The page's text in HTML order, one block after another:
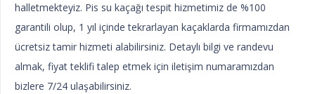
halletmekteyiz. Pis su kaçağı tespit hizmetimiz de %100
garantili olup, 1 yıl içinde tekrarlayan kaçaklarda firmamızdan
ücretsiz tamir hizmeti alabilirsiniz. Detaylı bilgi ve randevu
almak, fiyat teklifi talep etmek için iletişim numaramızdan
bizlere 7/24 ulaşabilirsiniz.